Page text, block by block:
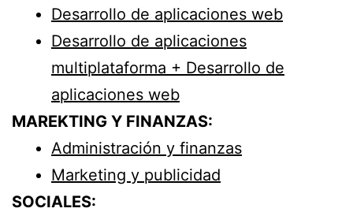
Desarrollo de aplicaciones web
Desarrollo de aplicaciones
multiplataforma + Desarrollo de
aplicaciones web
MAREKTING Y FINANZAS:
Administración y finanzas
Marketing y publicidad
SOCIALES: